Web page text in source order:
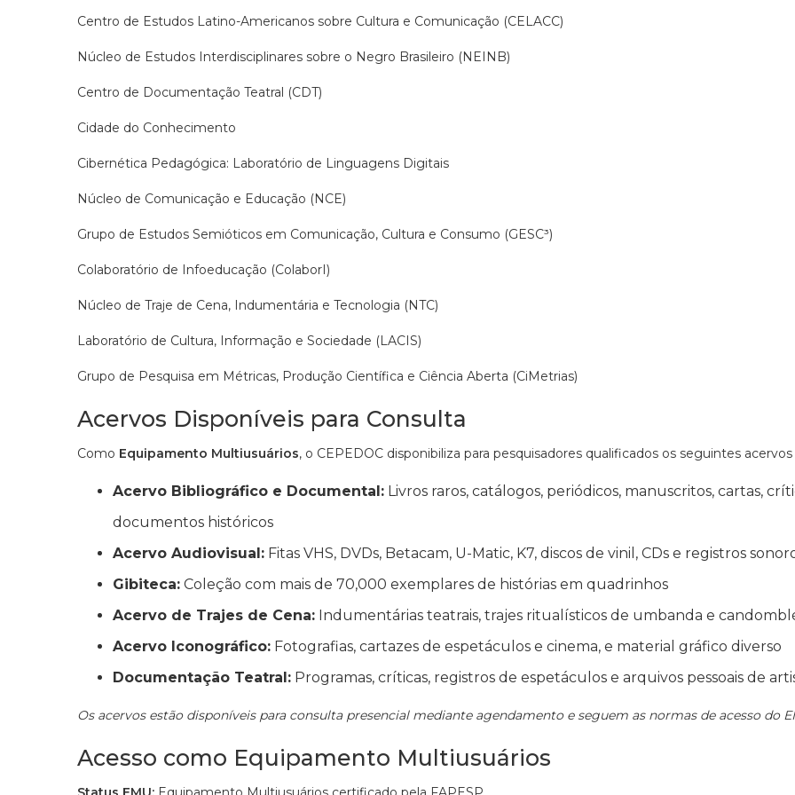
Centro de Estudos Latino-Americanos sobre Cultura e Comunicação (CELACC)
Núcleo de Estudos Interdisciplinares sobre o Negro Brasileiro (NEINB)
Centro de Documentação Teatral (CDT)
Cidade do Conhecimento
Cibernética Pedagógica: Laboratório de Linguagens Digitais
Núcleo de Comunicação e Educação (NCE)
Grupo de Estudos Semióticos em Comunicação, Cultura e Consumo (GESC³)
Colaboratório de Infoeducação (ColaborI)
Núcleo de Traje de Cena, Indumentária e Tecnologia (NTC)
Laboratório de Cultura, Informação e Sociedade (LACIS)
Grupo de Pesquisa em Métricas, Produção Científica e Ciência Aberta (CiMetrias)
Acervos Disponíveis para Consulta
Como Equipamento Multiusuários, o CEPEDOC disponibiliza para pesquisadores qualificados os seguintes
Acervo Bibliográfico e Documental: Livros raros, catálogos, periódicos, manuscritos, cartas,
documentos históricos
Acervo Audiovisual: Fitas VHS, DVDs, Betacam, U-Matic, K7, discos de vinil, CDs e registros
Gibiteca: Coleção com mais de 70,000 exemplares de histórias em quadrinhos
Acervo de Trajes de Cena: Indumentárias teatrais, trajes ritualísticos de umbanda e
Acervo Iconográfico: Fotografias, cartazes de espetáculos e cinema, e material gráfico diverso
Documentação Teatral: Programas, críticas, registros de espetáculos e arquivos pessoais de
Os acervos estão disponíveis para consulta presencial mediante agendamento e seguem as normas de acesso do
Acesso como Equipamento Multiusuários